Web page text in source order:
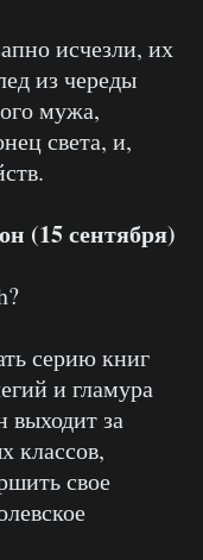
исчезли, их
из череды
мужа,
света, и,
(15 сентября)
серию книг
и гламура
за
классов,
свое